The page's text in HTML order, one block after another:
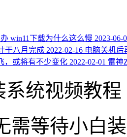
win11下载为什么这么慢 2023-06-
于八月完成 2022-02-16 电脑关机
，或将有不少变化 2022-02-01 雷神
系统视频教程
需等待小白